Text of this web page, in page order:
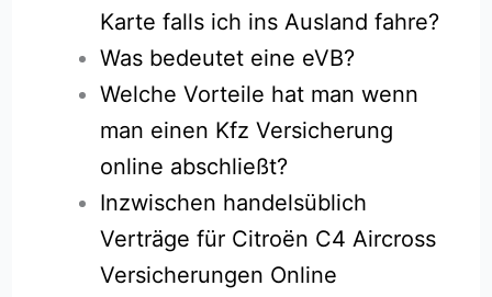
Karte falls ich ins Ausland fahre?
Was bedeutet eine eVB?
Welche Vorteile hat man wenn
man einen Kfz Versicherung
online abschließt?
Inzwischen handelsüblich
Verträge für Citroën C4 Aircross
Versicherungen Online